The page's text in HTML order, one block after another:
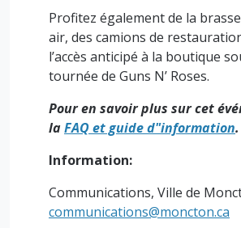
Profitez également de la
air, des camions de
l’accès anticipé à la boutique
tournée de Guns N’ Roses.
Pour en savoir plus sur cet
laFAQ et guide d"information.
Information:
Communications, Ville de
communications@moncton.ca